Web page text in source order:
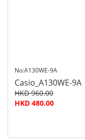
No:A130WE-9A
Casio_A130WE-9A
HKD 960.00
HKD 480.00